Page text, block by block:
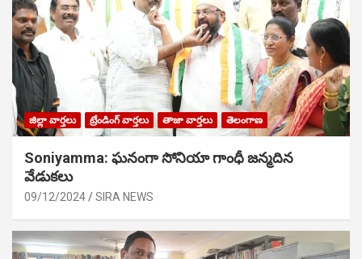
జిల్లా వార్తలు ట్రేండింగ్ వార్తలు తాజా వార్తలు తెలంగాణ
Soniyamma: ఘ‌నంగా సోనియా గాంధీ జ‌న్మ‌దిన
వేడుక‌లు
09/12/2024 SIRA NEWS